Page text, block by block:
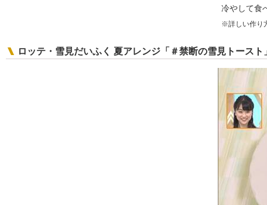
冷やして食
※詳しい作り
ロッテ・雪見だいふく 夏アレンジ「＃禁断の雪見トースト